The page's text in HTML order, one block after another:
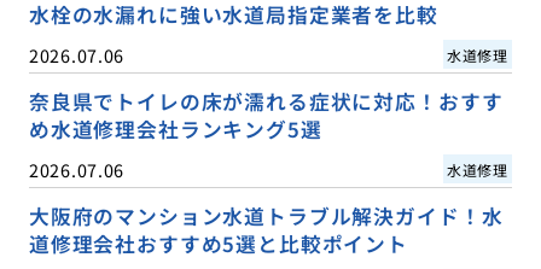
水栓の水漏れに強い水道局指定業者を比較
2026.07.06 水道修理
奈良県でトイレの床が濡れる症状に対応！おすす
め水道修理会社ランキング5選
2026.07.06 水道修理
大阪府のマンション水道トラブル解決ガイド！水
道修理会社おすすめ5選と比較ポイント